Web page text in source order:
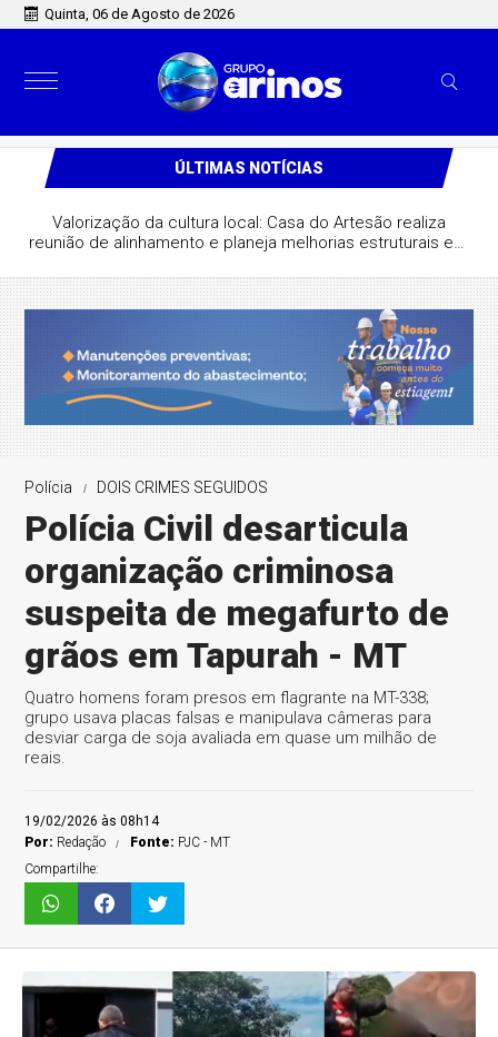
Quinta, 06 de Agosto de 2026
ÚLTIMAS NOTÍCIAS
Valorização da cultura local: Casa do Artesão realiza
reunião de alinhamento e planeja melhorias estruturais em
Polícia DOIS CRIMES SEGUIDOS
Polícia Civil desarticula
organização criminosa
suspeita de megafurto de
grãos em Tapurah - MT
Quatro homens foram presos em flagrante na MT-338;
grupo usava placas falsas e manipulava câmeras para
desviar carga de soja avaliada em quase um milhão de
reais.
19/02/2026 às 08h14
Por: Redação Fonte: PJC - MT
Compartilhe: